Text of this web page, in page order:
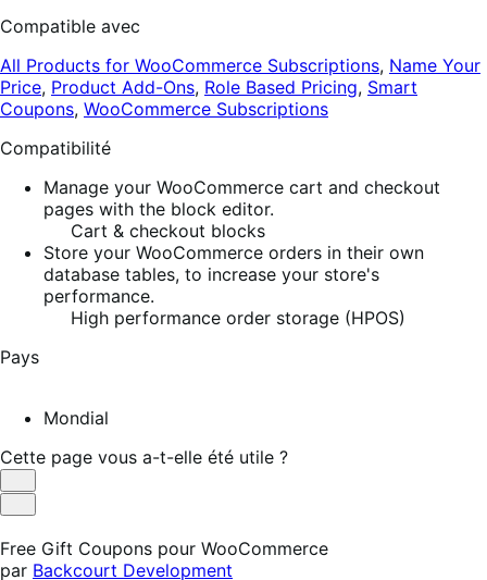
Compatible avec
All Products for WooCommerce Subscriptions, Name Your
Price, Product Add-Ons, Role Based Pricing, Smart
Coupons, WooCommerce Subscriptions
Compatibilité
Manage your WooCommerce cart and checkout
pages with the block editor.
Cart & checkout blocks
Store your WooCommerce orders in their own
database tables, to increase your store's
performance.
High performance order storage (HPOS)
Pays
Mondial
Cette page vous a-t-elle été utile ?
Utile
Pas
Free Gift Coupons pour WooCommerce
par Backcourt Development